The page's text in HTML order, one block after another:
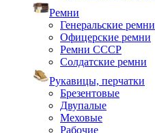
Ремни
Генеральские ремни
Офицерские ремни
Ремни СССР
Солдатские ремни
Рукавицы, перчатки
Брезентовые
Двупалые
Меховые
Рабочие